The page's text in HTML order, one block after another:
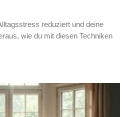
reduziert und deine
wie du mit diesen Techniken